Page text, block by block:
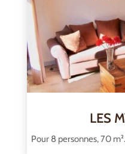
LES
Pour 8 personnes, 70